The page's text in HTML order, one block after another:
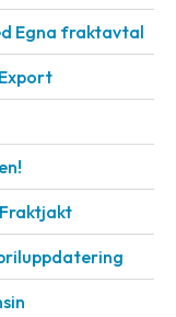
Egna fraktavtal